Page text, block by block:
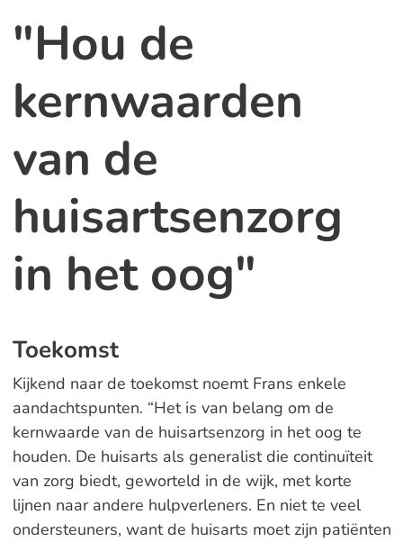
"Hou de
kernwaarden
van de
huisartsenzorg
in het oog"
Toekomst
Kijkend naar de toekomst noemt Frans enkele
aandachtspunten. “Het is van belang om de
kernwaarde van de huisartsenzorg in het oog te
houden. De huisarts als generalist die continuïteit
van zorg biedt, geworteld in de wijk, met korte
lijnen naar andere hulpverleners. En niet te veel
ondersteuners, want de huisarts moet zijn patiënten